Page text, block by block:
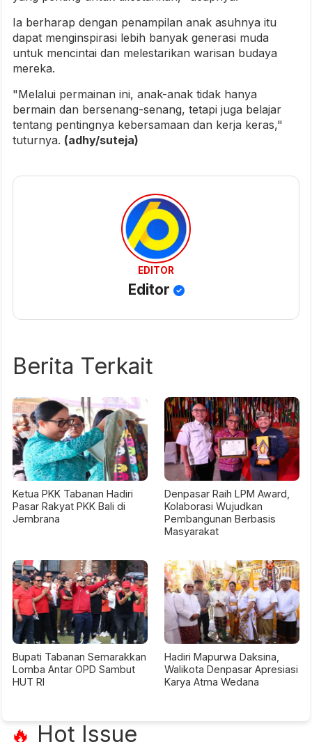
Ia berharap dengan penampilan anak asuhnya itu
dapat menginspirasi lebih banyak generasi muda
untuk mencintai dan melestarikan warisan budaya
mereka.
"Melalui permainan ini, anak-anak tidak hanya
bermain dan bersenang-senang, tetapi juga belajar
tentang pentingnya kebersamaan dan kerja keras,"
tuturnya. (adhy/suteja)
EDITOR
Editor
Berita Terkait
Ketua PKK Tabanan Hadiri
Pasar Rakyat PKK Bali di
Jembrana
Denpasar Raih LPM Award,
Kolaborasi Wujudkan
Pembangunan Berbasis
Masyarakat
Bupati Tabanan Semarakkan
Lomba Antar OPD Sambut
HUT RI
Hadiri Mapurwa Daksina,
Walikota Denpasar Apresiasi
Karya Atma Wedana
🔥 Hot Issue